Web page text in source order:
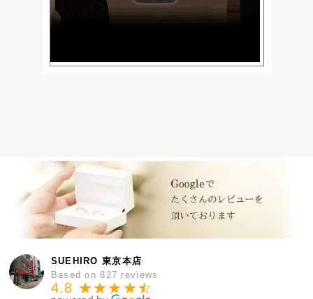
SUEHIRO 東京本店
Based on 827 reviews
4.8 ★★★★★
☆